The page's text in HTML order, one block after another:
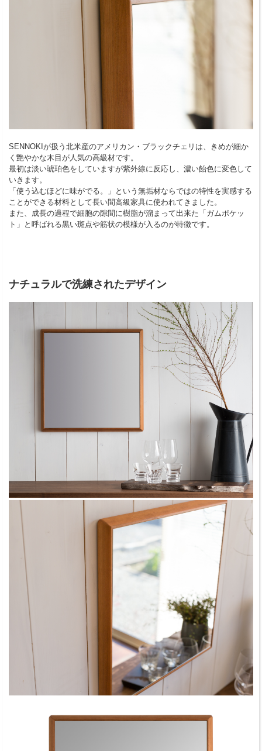
SENNOKIが扱う北米産のアメリカン・ブラックチェリは、きめが細か
く艶やかな木目が人気の高級材です。
最初は淡い琥珀色をしていますが紫外線に反応し、濃い飴色に変色して
いきます。
「使う込むほどに味がでる。」という無垢材ならではの特性を実感する
ことができる材料として長い間高級家具に使われてきました。
また、成長の過程で細胞の隙間に樹脂が溜まって出来た「ガムポケッ
ト」と呼ばれる黒い斑点や筋状の模様が入るのが特徴です。
ナチュラルで洗練されたデザイン